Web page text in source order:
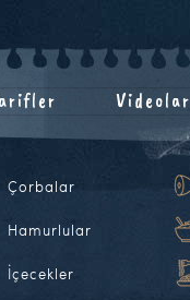
Videolar
Çorbalar
Hamurlular
İçecekler